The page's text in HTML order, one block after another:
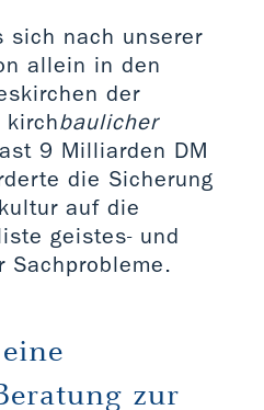
sich nach unserer
allein in den
der
kirchbaulicher
9 Milliarden DM
die Sicherung
auf die
geistes- und
Sachprobleme.
zur